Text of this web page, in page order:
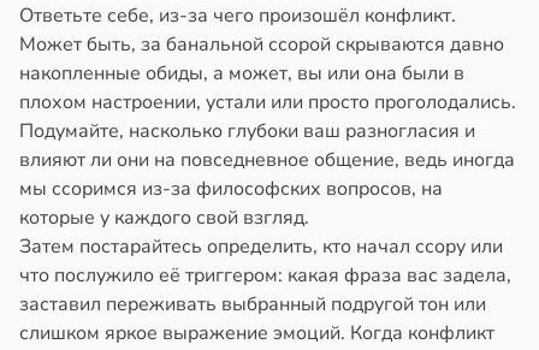
Ответьте себе, из-за чего произошёл конфликт.
Может быть, за банальной ссорой скрываются давно
накопленные обиды, а может, вы или она были в
плохом настроении, устали или просто проголодались.
Подумайте, насколько глубоки ваш разногласия и
влияют ли они на повседневное общение, ведь иногда
мы ссоримся из-за философских вопросов, на
которые у каждого свой взгляд.
Затем постарайтесь определить, кто начал ссору или
что послужило её триггером: какая фраза вас задела,
заставил переживать выбранный подругой тон или
слишком яркое выражение эмоций. Когда конфликт